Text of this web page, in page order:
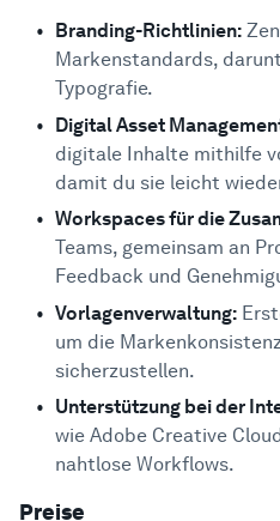
Branding-Richtlinien:
Markenstandards,
Typografie.
Digital Asset
digitale Inhalte mithilfe
damit du sie leicht
Workspaces für die
Teams, gemeinsam an
Feedback und
Vorlagenverwaltung:
um die
sicherzustellen.
Unterstützung bei der
wie Adobe Creative
nahtlose Workflows.
Preise